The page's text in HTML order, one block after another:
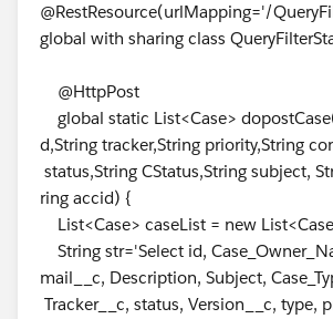
@RestResource(urlMapping='/
global with sharing class
@HttpPost
global static List<Case>
d,String tracker,String priority,String
status,String CStatus,String subject,
ring accid) {
List<Case> caseList = new
String str='Select id,
mail__c, Description, Subject,
Tracker__c, status, Version__c, type,